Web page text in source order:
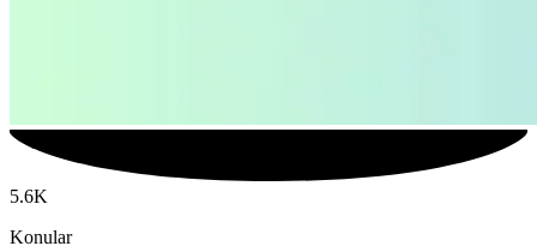
5.6K
Konular